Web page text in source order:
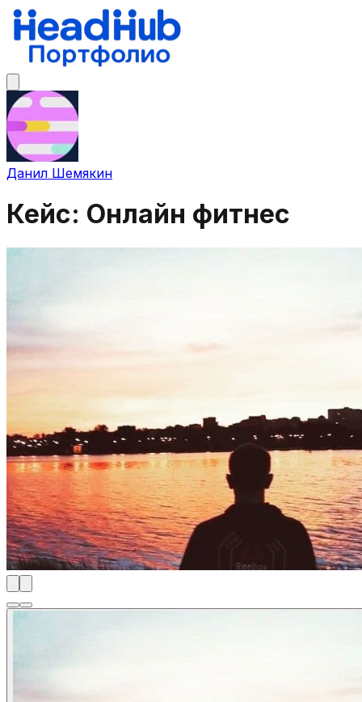
Данил Шемякин
Кейс: Онлайн фитнес